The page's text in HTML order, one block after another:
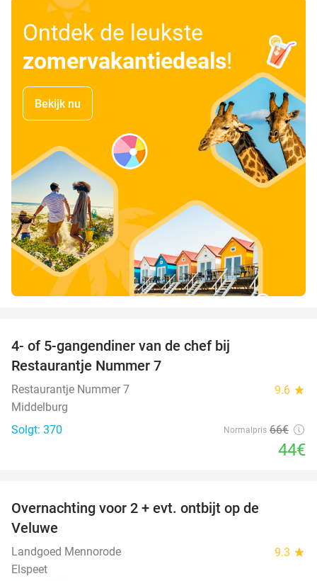
Ontdek de leukste
zomervakantiedeals!
Bekijk nu
4- of 5-gangendiner van de chef bij
Restaurantje Nummer 7
Restaurantje Nummer 7 9.6 star
Middelburg
Solgt: 370
Normalpris 66€
44€
Overnachting voor 2 + evt. ontbijt op de
Veluwe
Landgoed Mennorode 9.3 star
Elspeet